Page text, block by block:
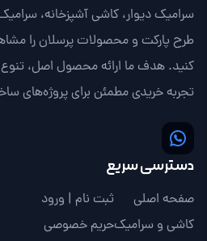
سرامیک دیوار، کاشی آشپزخانه،
طرح پارکت و محصولات پرسلان را
کنید. هدف ما ارائه محصول اصل،
تجربه خریدی مطمئن برای پروژه‌های
دسترسی سریع
صفحه اصلی
کاشی و سرامیک
ثبت نام | ورود
حریم خصوصی